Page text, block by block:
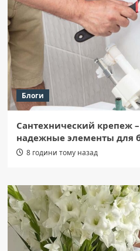
Блоги
Сантехнический крепеж
надежные элементы для
8 години тому назад